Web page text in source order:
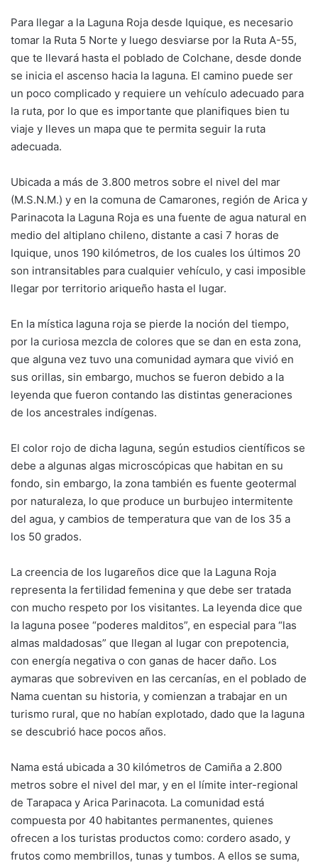
Para llegar a la Laguna Roja desde Iquique, es necesario
tomar la Ruta 5 Norte y luego desviarse por la Ruta A-55,
que te llevará hasta el poblado de Colchane, desde donde
se inicia el ascenso hacia la laguna. El camino puede ser
un poco complicado y requiere un vehículo adecuado para
la ruta, por lo que es importante que planifiques bien tu
viaje y lleves un mapa que te permita seguir la ruta
adecuada.
Ubicada a más de 3.800 metros sobre el nivel del mar
(M.S.N.M.) y en la comuna de Camarones, región de Arica y
Parinacota la Laguna Roja es una fuente de agua natural en
medio del altiplano chileno, distante a casi 7 horas de
Iquique, unos 190 kilómetros, de los cuales los últimos 20
son intransitables para cualquier vehículo, y casi imposible
llegar por territorio ariqueño hasta el lugar.
En la mística laguna roja se pierde la noción del tiempo,
por la curiosa mezcla de colores que se dan en esta zona,
que alguna vez tuvo una comunidad aymara que vivió en
sus orillas, sin embargo, muchos se fueron debido a la
leyenda que fueron contando las distintas generaciones
de los ancestrales indígenas.
El color rojo de dicha laguna, según estudios científicos se
debe a algunas algas microscópicas que habitan en su
fondo, sin embargo, la zona también es fuente geotermal
por naturaleza, lo que produce un burbujeo intermitente
del agua, y cambios de temperatura que van de los 35 a
los 50 grados.
La creencia de los lugareños dice que la Laguna Roja
representa la fertilidad femenina y que debe ser tratada
con mucho respeto por los visitantes. La leyenda dice que
la laguna posee “poderes malditos”, en especial para “las
almas maldadosas” que llegan al lugar con prepotencia,
con energía negativa o con ganas de hacer daño. Los
aymaras que sobreviven en las cercanías, en el poblado de
Nama cuentan su historia, y comienzan a trabajar en un
turismo rural, que no habían explotado, dado que la laguna
se descubrió hace pocos años.
Nama está ubicada a 30 kilómetros de Camiña a 2.800
metros sobre el nivel del mar, y en el límite inter-regional
de Tarapaca y Arica Parinacota. La comunidad está
compuesta por 40 habitantes permanentes, quienes
ofrecen a los turistas productos como: cordero asado, y
frutos como membrillos, tunas y tumbos. A ellos se suma,